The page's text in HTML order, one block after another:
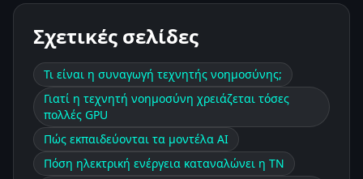
Σχετικές σελίδες
Τι είναι η συναγωγή τεχνητής νοημοσύνης;
Γιατί η τεχνητή νοημοσύνη χρειάζεται τόσες
πολλές GPU
Πώς εκπαιδεύονται τα μοντέλα AI
Πόση ηλεκτρική ενέργεια καταναλώνει η ΤΝ